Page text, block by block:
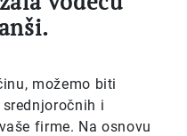
možemo biti
i
firme. Na osnovu